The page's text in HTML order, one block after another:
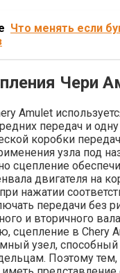
Что менять если
Чери
Amulet
передач и
коробки
узла под
сцепление
двигателя на
нажатии
передачи без
и вторичного
сцепление в Chery
узел, способный
Поэтому тем,